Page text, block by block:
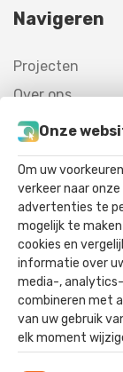
Navigeren
Projecten
Over ons
Contact
Offerte
Contact
Onze
Om uw
verkeer naar
advertenties te
mogelijk te maken
cookies en
informatie over
media-,
combineren met
van uw gebruik
elk moment